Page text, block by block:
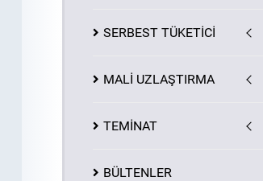
SERBEST TÜKETİCİ
MALİ UZLAŞTIRMA
TEMİNAT
BÜLTENLER